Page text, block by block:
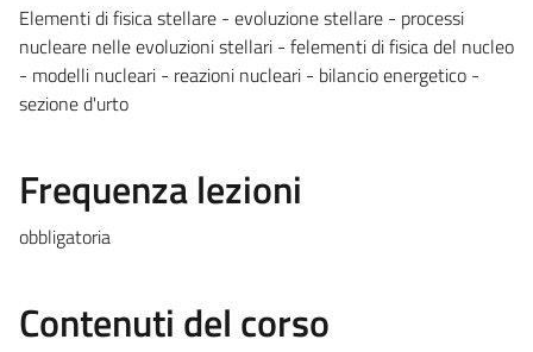
Elementi di fisica stellare - evoluzione stellare - processi
nucleare nelle evoluzioni stellari - felementi di fisica del nucleo
- modelli nucleari - reazioni nucleari - bilancio energetico -
sezione d'urto
Frequenza lezioni
obbligatoria
Contenuti del corso